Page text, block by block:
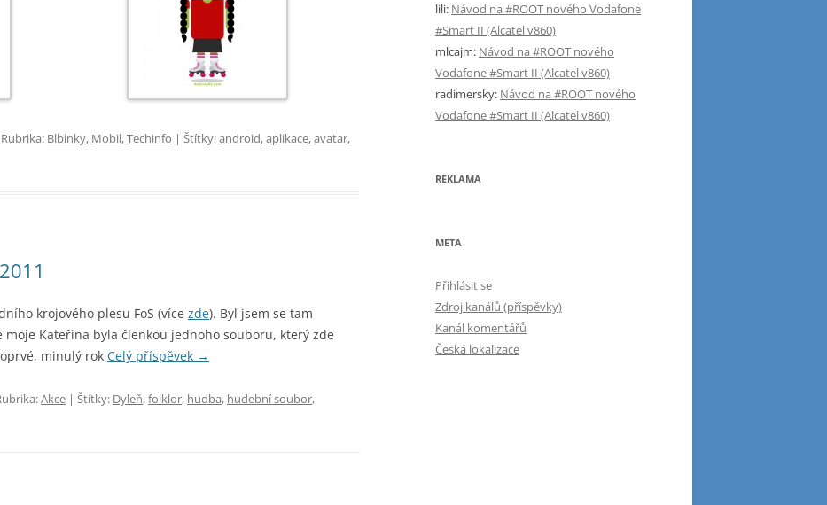
Blbinky, Mobil,Techinfo | Štítky:android,aplikace,avatar,
krojového plesu FoS (více zde). Byl jsem se tam
Kateřina byla členkou jednoho souboru, který zde
minulý rok Celý příspěvek →
Akce | Štítky: Dyleň,folklor, hudba, hudební soubor,
lili: Návod na #ROOT nového Vodafone
#Smart II (Alcatel v860)
mlcajm: Návod na #ROOT nového
Vodafone #Smart II (Alcatel v860)
radimersky: Návod na #ROOT nového
Vodafone #Smart II (Alcatel v860)
REKLAMA
META
Přihlásit se
Zdroj kanálů (příspěvky)
Kanál komentářů
Česká lokalizace